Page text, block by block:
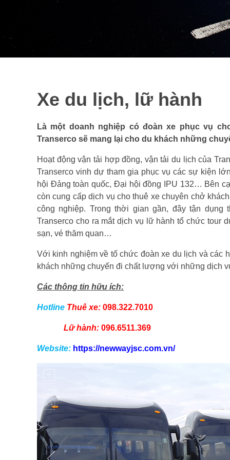
Xe du lịch, lữ hành
Là một doanh nghiệp có đoàn xe phục vụ
Transerco sẽ mang lại cho du khách những
Hoạt động vận tải hợp đồng, vận tải du lịch của
Transerco vinh dự tham gia phục vụ các sự kiện
hội Đảng toàn quốc, Đại hội đồng IPU 132… Bên
còn cung cấp dịch vụ cho thuê xe chuyên chở
công nghiệp. Trong thời gian gần, đây tận
Transerco cho ra mắt dịch vụ lữ hành tổ chức tour
sạn, vé thăm quan…
Với kinh nghiệm về tổ chức đoàn xe du lịch và các
khách những chuyến đi chất lượng với những dịch
Các thông tin hữu ích:
Hotline Thuê xe: 098.322.7010
Lữ hành: 096.6511.369
Website: https://newwayjsc.com.vn/